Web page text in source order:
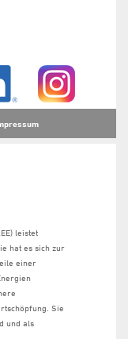
leistet
hat es sich zur
einer
Sie
und als